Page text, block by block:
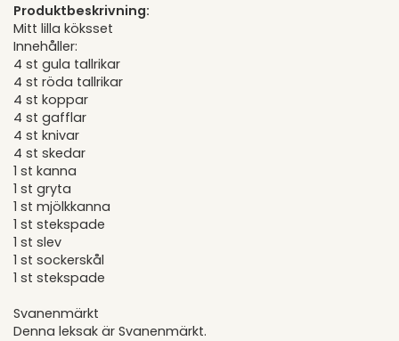
Produktbeskrivning:
Mitt lilla köksset
Innehåller:
4 st gula tallrikar
4 st röda tallrikar
4 st koppar
4 st gafflar
4 st knivar
4 st skedar
1 st kanna
1 st gryta
1 st mjölkkanna
1 st stekspade
1 st slev
1 st sockerskål
1 st stekspade
Svanenmärkt
Denna leksak är Svanenmärkt.